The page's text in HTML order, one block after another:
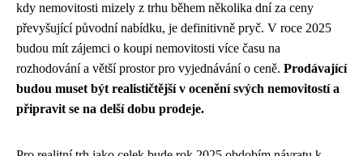
kdy nemovitosti mizely z trhu během několika dní za ceny
převyšující původní nabídku, je definitivně pryč. V roce 2025
budou mít zájemci o koupi nemovitosti více času na
rozhodování a větší prostor pro vyjednávání o ceně. Prodávající
budou muset být realističtější v ocenění svých nemovitostí a
připravit se na delší dobu prodeje.